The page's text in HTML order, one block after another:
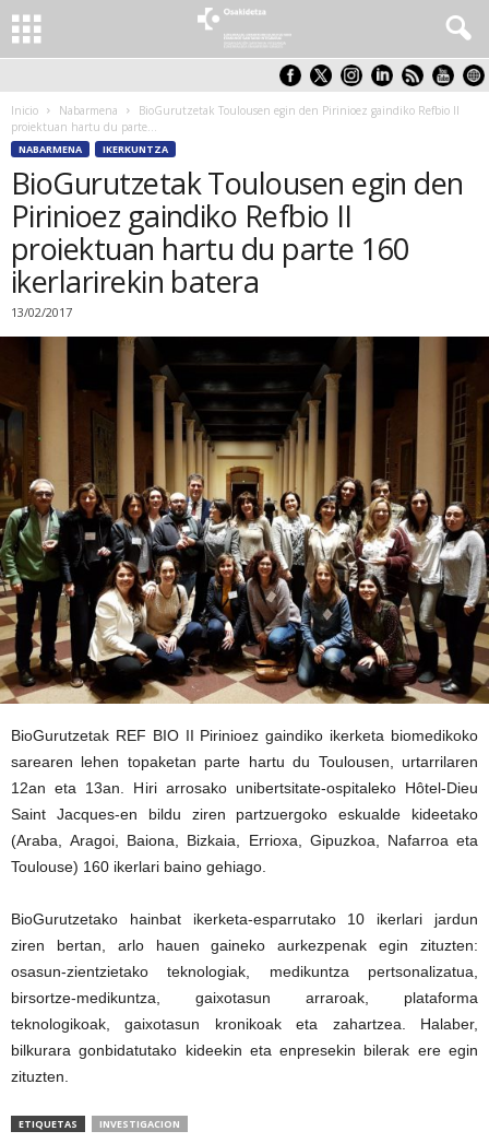
Inicio Nabarmena
BioGurutzetak Toulousen egin den Pirinioez gaindiko Refbio II
proiektuan hartu du parte...
NABARMENA IKERKUNTZA
BioGurutzetak Toulousen egin den
Pirinioez gaindiko Refbio II
proiektuan hartu du parte 160
ikerlarirekin batera
13/02/2017
BioGurutzetak REF BIO II Pirinioez gaindiko ikerketa biomedikoko
sarearen lehen topaketan parte hartu du Toulousen, urtarrilaren
12an eta 13an. Hiri arrosako unibertsitate-ospitaleko Hôtel-Dieu
Saint Jacques-en bildu ziren partzuergoko eskualde kideetako
(Araba, Aragoi, Baiona, Bizkaia, Errioxa, Gipuzkoa, Nafarroa eta
Toulouse) 160 ikerlari baino gehiago.
BioGurutzetako hainbat ikerketa-esparrutako 10 ikerlari jardun
ziren bertan, arlo hauen gaineko aurkezpenak egin zituzten:
osasun-zientzietako teknologiak, medikuntza pertsonalizatua,
birsortze-medikuntza, gaixotasun arraroak, plataforma
teknologikoak, gaixotasun kronikoak eta zahartzea. Halaber,
bilkurara gonbidatutako kideekin eta enpresekin bilerak ere egin
zituzten.
ETIQUETAS INVESTIGACION